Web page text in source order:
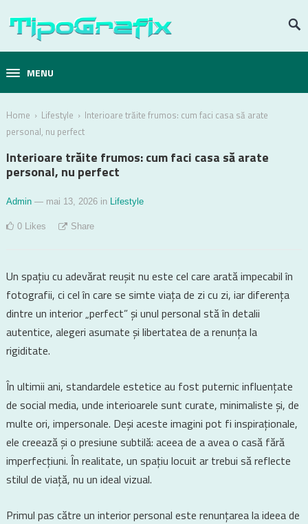
MENU
Home › Lifestyle › Interioare trăite frumos: cum faci casa să arate
personal, nu perfect
Interioare trăite frumos: cum faci casa să arate
personal, nu perfect
Admin — mai 13, 2026 in Lifestyle
0 Likes Share
Un spațiu cu adevărat reușit nu este cel care arată impecabil în
fotografii, ci cel în care se simte viața de zi cu zi, iar diferența
dintre un interior „perfect” și unul personal stă în detalii
autentice, alegeri asumate și libertatea de a renunța la
rigiditate.
În ultimii ani, standardele estetice au fost puternic influențate
de social media, unde interioarele sunt curate, minimaliste și, de
multe ori, impersonale. Deși aceste imagini pot fi inspiraționale,
ele creează și o presiune subtilă: aceea de a avea o casă fără
imperfecțiuni. În realitate, un spațiu locuit ar trebui să reflecte
stilul de viață, nu un ideal vizual.
Primul pas către un interior personal este renunțarea la ideea de